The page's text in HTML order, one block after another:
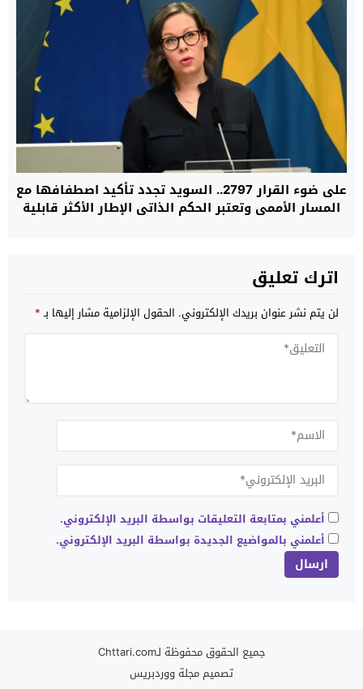
على ضوء القرار 2797.. السويد تجدد تأكيد اصطفافها مع
المسار الأممي وتعتبر الحكم الذاتي الإطار الأكثر قابلية
اترك تعليق
لن يتم نشر عنوان بريدك الإلكتروني. الحقول الإلزامية مشار إليها بـ*
أعلمني بمتابعة التعليقات بواسطة البريد الإلكتروني.
أعلمني بالمواضيع الجديدة بواسطة البريد الإلكتروني.
جميع الحقوق محفوظة لـChttari.com
تصميممجلة ووردبريس